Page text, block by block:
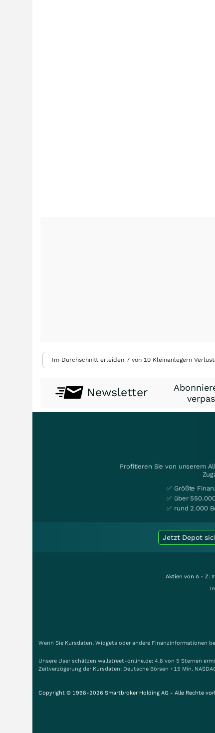
Im Durchschnitt erleiden 7 von 10 Kleinanlegern
Newsletter
Profitieren Sie von unserem
✅ Größte
✅ über
✅ rund 2.000
Jetzt Depot
Aktien von A - Z: #
Wenn Sie Kursdaten, Widgets oder andere Finanzinformationen
Unsere User schätzen wallstreet-online.de: 4.8 von 5 Sternen
Zeitverzögerung der Kursdaten: Deutsche Börsen +15 Min.
Copyright © 1998-2026 Smartbroker Holding AG - Alle Rechte